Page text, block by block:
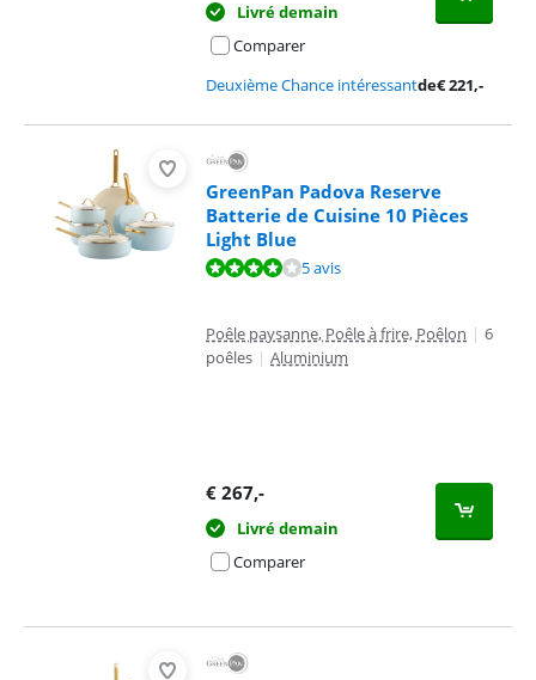
Livré demain
Comparer
Deuxième Chance intéressantde€221,-
GreenPan Padova Reserve
Batterie de Cuisine 10 Pièces
Light Blue
La note est de 8,4 sur 10, basée sur 5 avis.5 avis
Poêle paysanne, Poêle à frire, Poêlon | 6
poêles | Aluminium
€ 267,-
Livré demain
Comparer